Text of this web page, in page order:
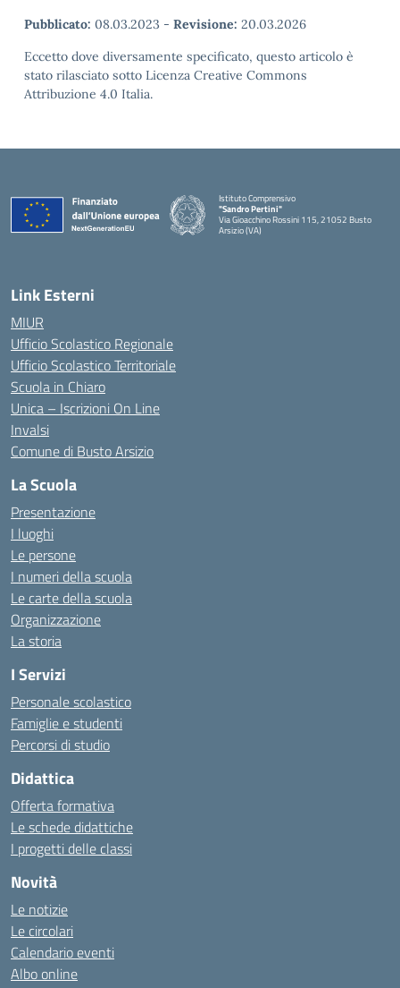
Pubblicato: 08.03.2023 - Revisione: 20.03.2026
Eccetto dove diversamente specificato, questo articolo è
stato rilasciato sotto Licenza Creative Commons
Attribuzione 4.0 Italia.
Istituto Comprensivo
"Sandro Pertini"
Via Gioacchino Rossini 115, 21052 Busto
Arsizio (VA)
Link Esterni
MIUR
Ufficio Scolastico Regionale
Ufficio Scolastico Territoriale
Scuola in Chiaro
Unica – Iscrizioni On Line
Invalsi
Comune di Busto Arsizio
La Scuola
Presentazione
I luoghi
Le persone
I numeri della scuola
Le carte della scuola
Organizzazione
La storia
I Servizi
Personale scolastico
Famiglie e studenti
Percorsi di studio
Didattica
Offerta formativa
Le schede didattiche
I progetti delle classi
Novità
Le notizie
Le circolari
Calendario eventi
Albo online